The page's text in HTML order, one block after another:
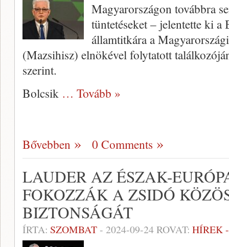
Magyarországon továbbra
tüntetéseket – jelentette ki
államtitkára a
(Mazsihisz) elnökével folytatott
szerint.
Bolcsik … Tovább »
Bővebben 0 Comments
LAUDER AZ ÉSZAK-
FOKOZZÁK A ZSIDÓ
BIZTONSÁGÁT
ÍRTA: SZOMBAT- 2024-09-24ROVAT: HÍREK